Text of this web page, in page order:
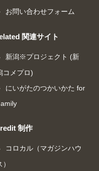
お問い合わせフォーム
関連サイト
新潟※プロジェクト (新
コメプロ)
にいがたのつかいかた for
制作
コロカル（マガジンハウ
）